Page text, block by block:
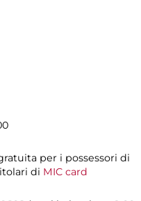
per i possessori di
di MIC card